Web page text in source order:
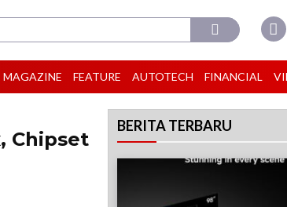
MAGAZINE FEATURE AUTOTECH FINANCIAL
Chipset
BERITA TERBARU